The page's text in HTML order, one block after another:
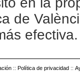
de
efectiva.
:: Política de privacidad ::